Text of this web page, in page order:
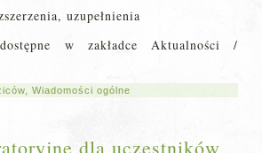
uzupełnienia
w zakładce Aktualności /
,Wiadomości ogólne
dla uczestników